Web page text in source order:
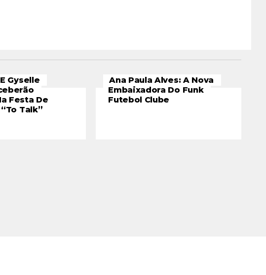
Gyselle
Festa De
Talk”
Ana Paula Alves: A Nova
Embaixadora Do Funk
Futebol Clube